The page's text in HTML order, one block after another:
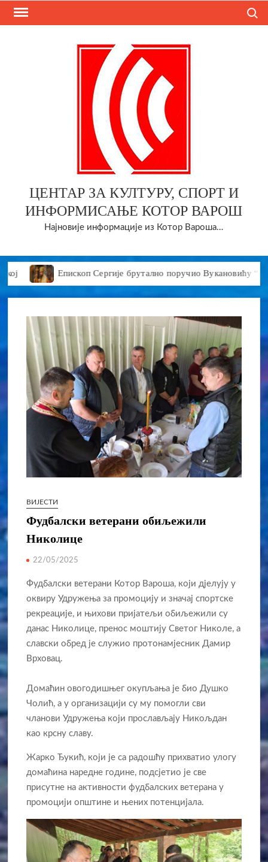
Skip
ЦЕНТАР ЗА КУЛТУРУ, СПОРТ И
ИНФОРМИСАЊЕ КОТОР ВАРОШ
Најновије информације из Котор Вароша…
Епископ Сергије брутално поручио Вукановићу “У
ВИЈЕСТИ
Фудбалски ветерани обиљежили
Николице
22/05/2025
Фудбалски ветерани Котор Вароша, који дјелују у
оквиру Удружења за промоцију и значај спортске
рекреације, и њихови пријатељи обиљежили су
данас Николице, пренос моштију Светог Николе, а
славски обред је служио протонамјесник Дамир
Врховац.
Домаћин овогодишњег окупљања је био Душко
Чолић, а у организацији су му помогли сви
чланови Удружења који прослављају Никољдан
као крсну славу.
Жарко Ђукић, који је са радошћу прихватио улогу
домаћина наредне године, подсјетио је све
присутне на активности фудбалских ветерана у
промоцији општине и њених потенцијала.